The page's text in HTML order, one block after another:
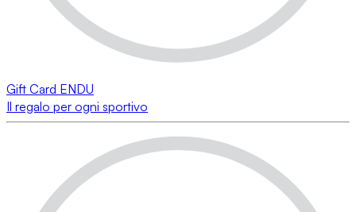
Gift Card ENDU
Il regalo per ogni sportivo